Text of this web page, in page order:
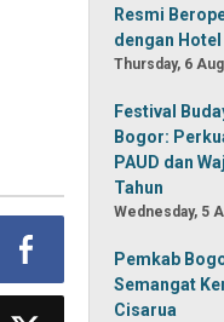
Resmi
dengan Hotel
Thursday, 6
Festival
Bogor:
PAUD dan
Tahun
Wednesday, 5
Pemkab
Semangat
Cisarua